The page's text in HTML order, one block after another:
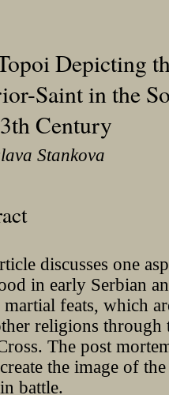
Depicting
Saint in the
Century
Stankova
discusses one
in early Serbian
martial feats, which
religions through
The post
the image of
battle.